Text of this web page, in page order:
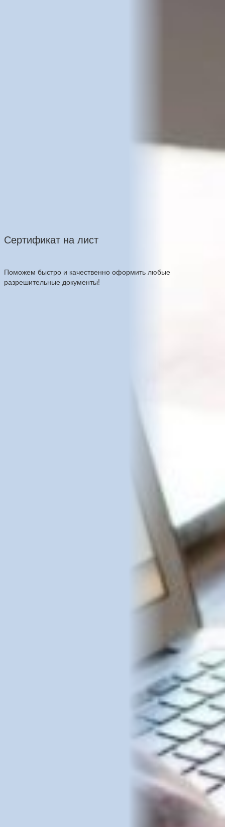
Сертификат на лист
Поможем быстро и качественно оформить любые
разрешительные документы!